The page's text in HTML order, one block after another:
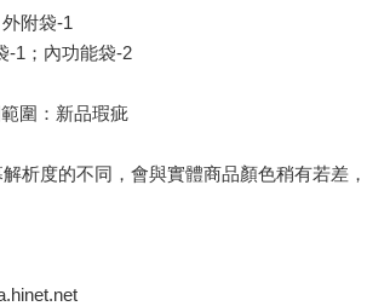
附袋-1
-1；內功能袋-2
圍：新品瑕疵
析度的不同，會與實體商品顏色稍有若差